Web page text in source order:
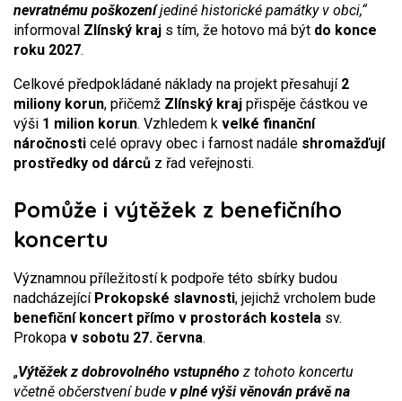
nevratnému poškozeníjediné historické památky v obci,“
informoval Zlínský kraj s tím, že hotovo má být do konce
roku 2027.
Celkové předpokládané náklady na projekt přesahují 2
miliony korun, přičemž Zlínský kraj přispěje částkou ve
výši 1 milion korun. Vzhledem k velké finanční
náročnosti celé opravy obec i farnost nadále shromažďují
prostředky od dárců z řad veřejnosti.
Pomůže i výtěžek z benefičního
koncertu
Významnou příležitostí k podpoře této sbírky budou
nadcházející Prokopské slavnosti, jejichž vrcholem bude
benefiční koncert přímo v prostorách kostela sv.
Prokopa v sobotu 27. června.
„Výtěžek z dobrovolného vstupného z tohoto koncertu
včetně občerstvení bude v plné výši věnován právě na